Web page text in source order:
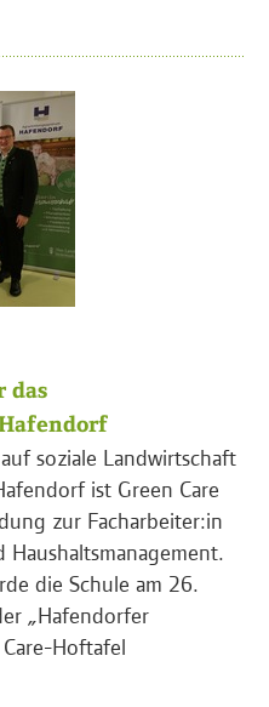
das
soziale Landwirtschaft
ist Green Care
zur Facharbeiter:in
die Schule am 26.
„Hafendorfer
Hoftafel